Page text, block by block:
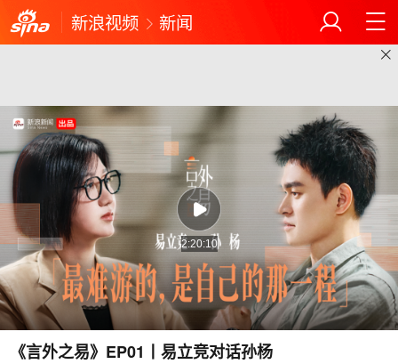
新浪视频 新闻
2:20:10
《言外之易》EP01丨易立竞对话孙杨